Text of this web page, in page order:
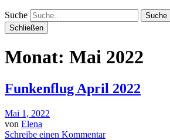
Suche
Schließen
Monat: Mai 2022
Funkenflug April 2022
Mai 1, 2022
von Elena
Schreibe einen Kommentar